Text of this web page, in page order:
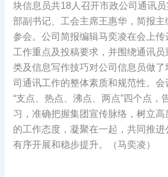
块信息员共18人召开市政公司通讯
部副书记、工会主席王惠华，简报
参会。公司简报编辑马奕凌在会上
工作重点及投稿要求，并围绕通讯
类及信息写作技巧对公司信息员做
司通讯工作的整体素质和规范性。
“支点、热点、沸点、两点”四个点，
习，准确把握集团宣传脉络，树立
的工作态度，凝聚在一起，共同推
有序开展和稳步提升。（马奕凌）